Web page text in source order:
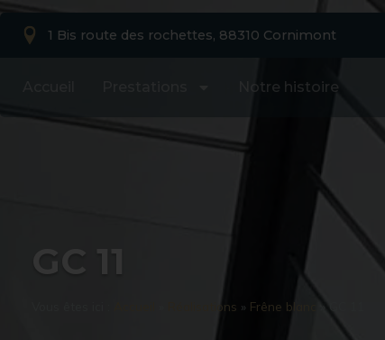
1 Bis route des rochettes, 88310 Cornimont
Notre histoire
GC 11
Réalisations » Frêne blanc »GC 11